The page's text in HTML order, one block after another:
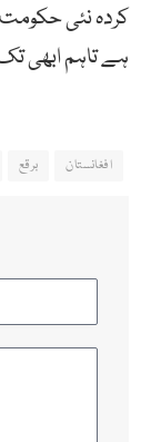
کردہ نئی
ہے تاہم ابھی
افغانستان برقع